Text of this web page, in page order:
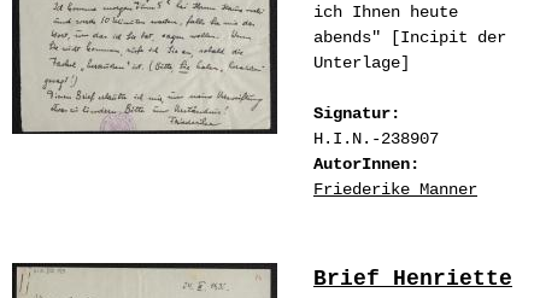
ich Ihnen heute
abends" [Incipit der
Unterlage]
Signatur:
H.I.N.-238907
AutorInnen:
Friederike Manner
Brief Henriette